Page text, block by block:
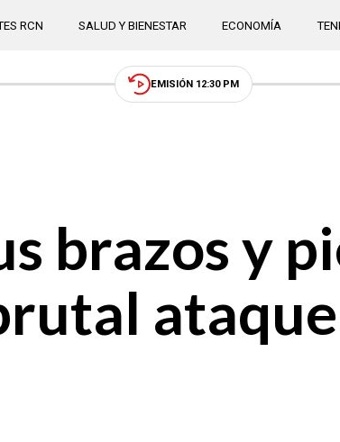
RCN SALUD Y BIENESTAR ECONOMÍA
EMISIÓN 12:30 PM
brazos y